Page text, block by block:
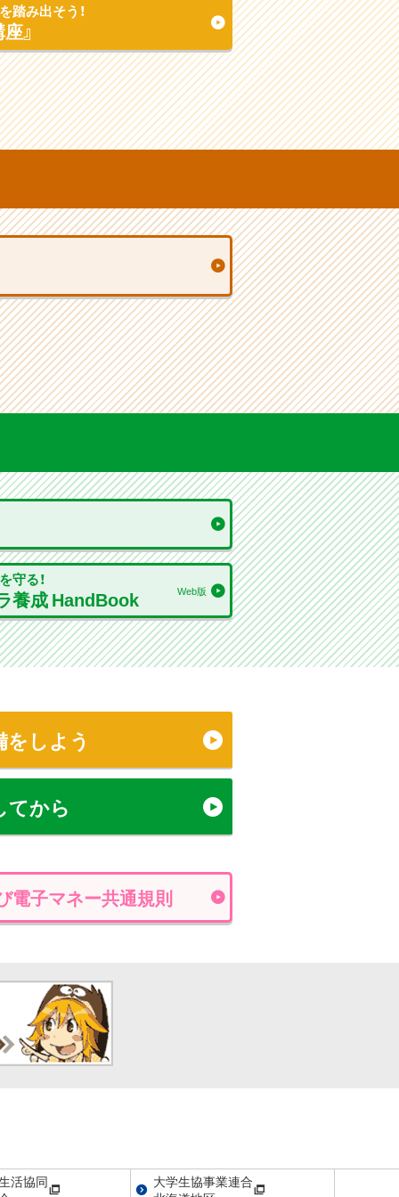
踏み出そう！
』
守る！
養成 HandBook Web版
しよう
てから
電子マネー共通規則
活協同
大学生協事業連合